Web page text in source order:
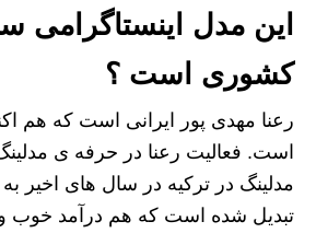
این مدل اینستاگرامی
کشوری است ؟
رعنا مهدی پور ایرانی است که هم
است. فعالیت رعنا در حرفه ی
مدلینگ در ترکیه در سال های اخیر
تبدیل شده است که هم درآمد خوب و